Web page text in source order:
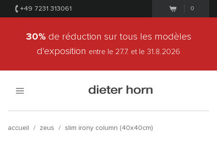
+49 7231 313061 0
30% de réduction sur tous les modèles
d'exposition entre le 27.7. et le 31.8.2026
accueil / zeus / slim irony column (40x40cm)